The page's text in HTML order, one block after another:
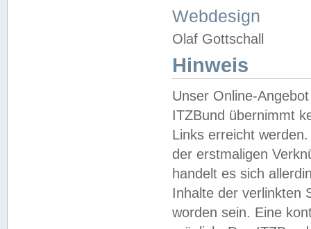
Webdesign
Olaf Gottschall
Hinweis
Unser Online-
ITZBund übernimmt
Links erreicht
der erstmaligen
handelt es sich
Inhalte der verlinkten
worden sein. Eine